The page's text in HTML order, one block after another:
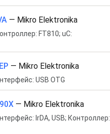
— Mikro Elektronika
FT810; uC:
— Mikro Elektronika
USB OTG
— Mikro Elektronika
IrDA, USB; Контроллер: